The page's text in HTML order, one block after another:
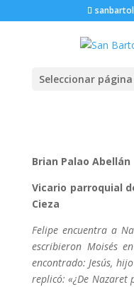
Seleccionar página
Brian Palao Abellán
Vicario parroquial
Cieza
Felipe encuentra a
escribieron Moisés
encontrado: Jesús,
replicó: «¿De Nazaret